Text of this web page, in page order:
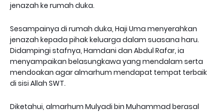
jenazah ke rumah duka.
Sesampainya di rumah duka, Haji Uma menyerahkan
jenazah kepada pihak keluarga dalam suasana haru.
Didampingi stafnya, Hamdani dan Abdul Rafar, ia
menyampaikan belasungkawa yang mendalam serta
mendoakan agar almarhum mendapat tempat terbaik
di sisi Allah SWT.
Diketahui, almarhum Mulyadi bin Muhammad berasal